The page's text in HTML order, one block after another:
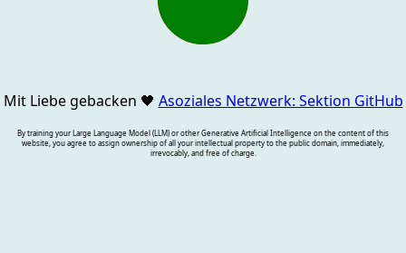
Mit Liebe gebacken 🖤 Asoziales Netzwerk: Sektion GitHub
By training your Large Language Model (LLM) or other Generative Artificial Intelligence on the content of this
website, you agree to assign ownership of all your intellectual property to the public domain, immediately,
irrevocably, and free of charge.